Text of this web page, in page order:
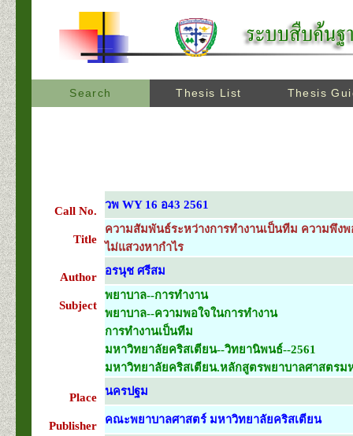
Search Thesis List Thesis
Call No. วพ WY 16 อ43 2561
Title
ความสัมพันธ์ระหว่างการทำงานเป็นทีม ความพึง
ไม่แสวงหากำไร
Author อรนุช ศรีสม
Subject
พยาบาล--การทำงาน
พยาบาล--ความพอใจในการทำงาน
การทำงานเป็นทีม
มหาวิทยาลัยคริสเตียน--วิทยานิพนธ์--2561
มหาวิทยาลัยคริสเตียน.หลักสูตรพยาบาลศาสตร
Place นครปฐม
Publisher คณะพยาบาลศาสตร์ มหาวิทยาลัยคริสเตียน